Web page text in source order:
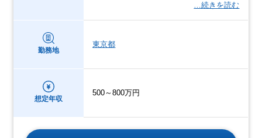
…続きを読む
勤務地
東京都
想定年収
500～800万円